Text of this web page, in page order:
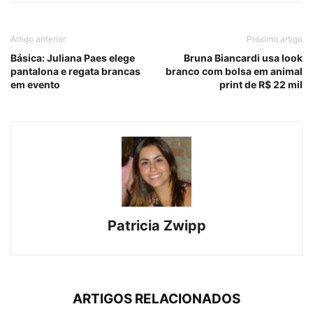
Artigo anterior
Básica: Juliana Paes elege
pantalona e regata brancas
em evento
Próximo artigo
Bruna Biancardi usa look
branco com bolsa em animal
print de R$ 22 mil
Patricia Zwipp
ARTIGOS RELACIONADOS